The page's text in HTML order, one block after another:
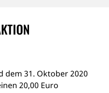
dem 31. Oktober 2020
20,00 Euro